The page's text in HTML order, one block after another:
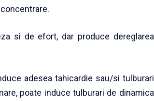
si de efort, dar produce dereglarea
adesea tahicardie sau/si tulburari
poate induce tulburari de dinamica